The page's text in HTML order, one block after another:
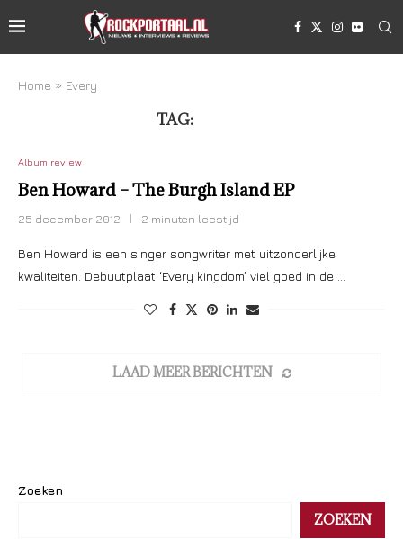
Home » Every
TAG:
Album review
Ben Howard – The Burgh Island EP
25 december 2012 2 minuten leestijd
Ben Howard is een singer songwriter met uitzonderlijke
kwaliteiten. Debuutplaat ‘Every kingdom’ viel goed in de …
LAAD MEER BERICHTEN
Zoeken
ZOEKEN